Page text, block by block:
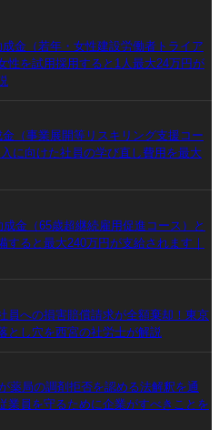
金（若年・女性建設労働者トライア
性を試用採用すると1人最大24万円が
（事業展開等リスキリング支援コー
に向けた社員の学び直し費用を最大
金（65歳超継続雇用促進コース）と
ると最大240万円が支給されます｜
員への損害賠償請求が全額棄却！東京
とし穴を西宮の社労士が解説
薬局の調剤拒否を認める法解釈を通
業員を守るために企業がすべきことを